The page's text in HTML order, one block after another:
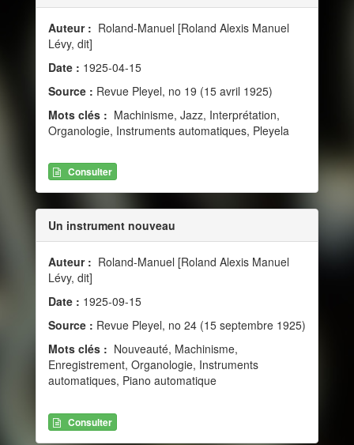
Auteur : Roland-Manuel [Roland Alexis Manuel
Lévy, dit]
Date : 1925-04-15
Source : Revue Pleyel, no 19 (15 avril 1925)
Mots clés : Machinisme, Jazz, Interprétation,
Organologie, Instruments automatiques, Pleyela
Consulter
Un instrument nouveau
Auteur : Roland-Manuel [Roland Alexis Manuel
Lévy, dit]
Date : 1925-09-15
Source : Revue Pleyel, no 24 (15 septembre 1925)
Mots clés : Nouveauté, Machinisme,
Enregistrement, Organologie, Instruments
automatiques, Piano automatique
Consulter